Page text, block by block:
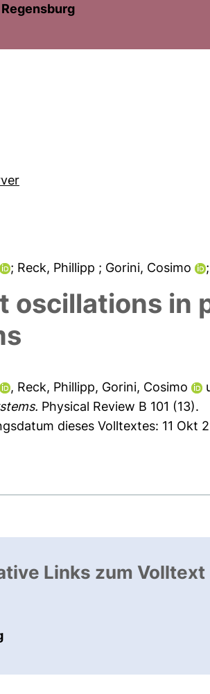
; Reck, Phillipp ; Gorini, Cosimo
oscillations in
, Reck, Phillipp, Gorini, Cosimo
Physical Review B 101 (13).
dieses Volltextes: 11 Okt
Links zum Volltext
externer Link, öffnet neues